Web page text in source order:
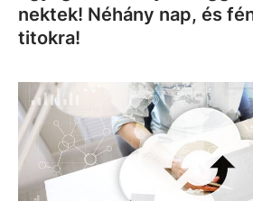
nektek! Néhány nap, és
titokra!